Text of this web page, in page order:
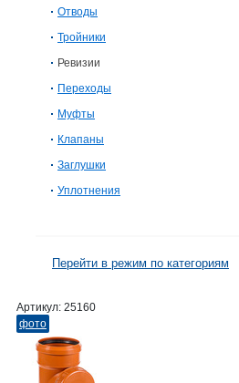
Отводы
Тройники
Ревизии
Переходы
Муфты
Клапаны
Заглушки
Уплотнения
Перейти в режим по категориям
Артикул: 25160
фото